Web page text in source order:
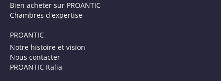
Bien acheter sur PROANTIC
Chambres d'expertise
PROANTIC
Notre histoire et vision
Nous contacter
PROANTIC Italia